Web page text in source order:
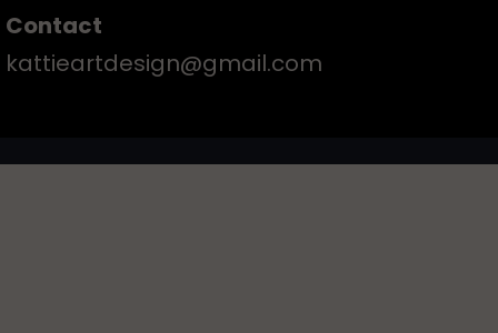
Contact
kattieartdesign@gmail.com